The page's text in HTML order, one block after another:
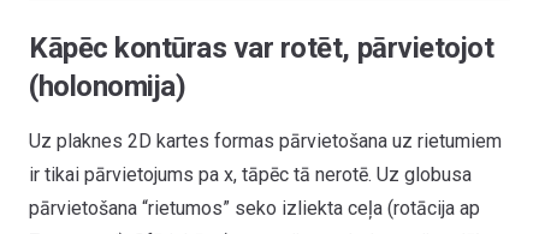
Kāpēc kontūras var rotēt, pārvietojot
(holonomija)
Uz plaknes 2D kartes formas pārvietošana uz rietumiem
ir tikai pārvietojums pa x, tāpēc tā nerotē. Uz globusa
pārvietošana “rietumos” seko izliekta ceļa (rotācija ap